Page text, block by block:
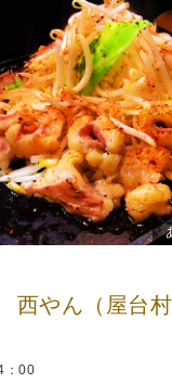
西やん（屋台
：00